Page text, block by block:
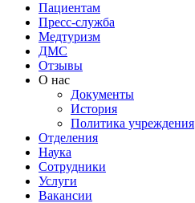
Пациентам
Пресс-служба
Медтуризм
ДМС
Отзывы
О нас
Документы
История
Политика учреждения
Отделения
Наука
Сотрудники
Услуги
Вакансии